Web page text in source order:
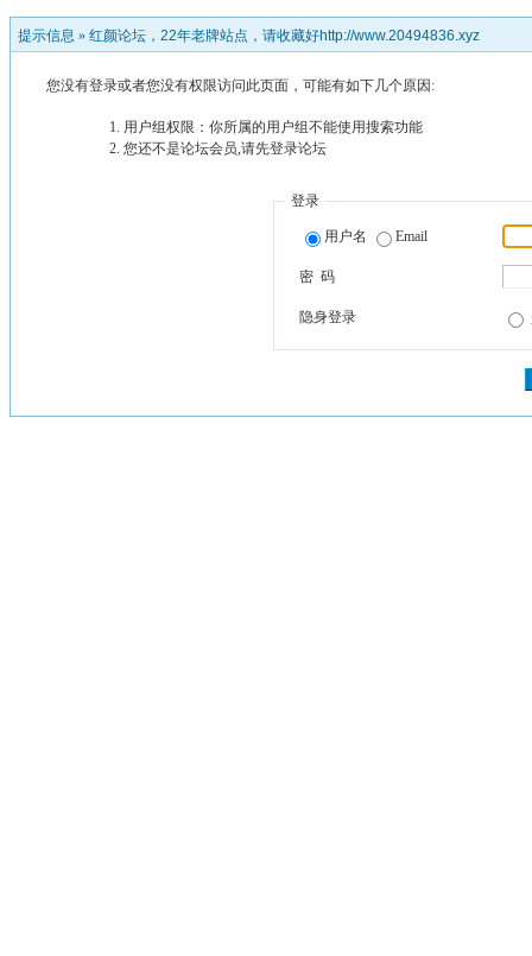
提示信息 » 红颜论坛，22年老牌站点，请收藏好http://www.20494836.xyz
您没有登录或者您没有权限访问此页面，可能有如下几个原因:
用户组权限：你所属的用户组不能使用搜索功能
您还不是论坛会员,请先登录论坛
登录
用户名 Email
密 码
隐身登录